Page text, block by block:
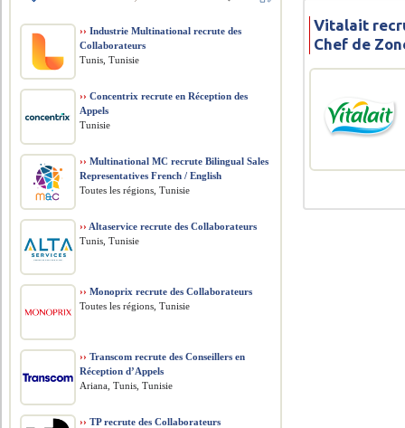
Vitalait
Chef de
›› Industrie Multinational recrute des
Collaborateurs
Tunis, Tunisie
›› Concentrix recrute en Réception des
Appels
Tunisie
›› Multinational MC recrute Bilingual Sales
Representatives French / English
Toutes les régions, Tunisie
›› Altaservice recrute des Collaborateurs
Tunis, Tunisie
›› Monoprix recrute des Collaborateurs
Toutes les régions, Tunisie
›› Transcom recrute des Conseillers en
Réception d’Appels
Ariana, Tunis, Tunisie
›› TP recrute des Collaborateurs